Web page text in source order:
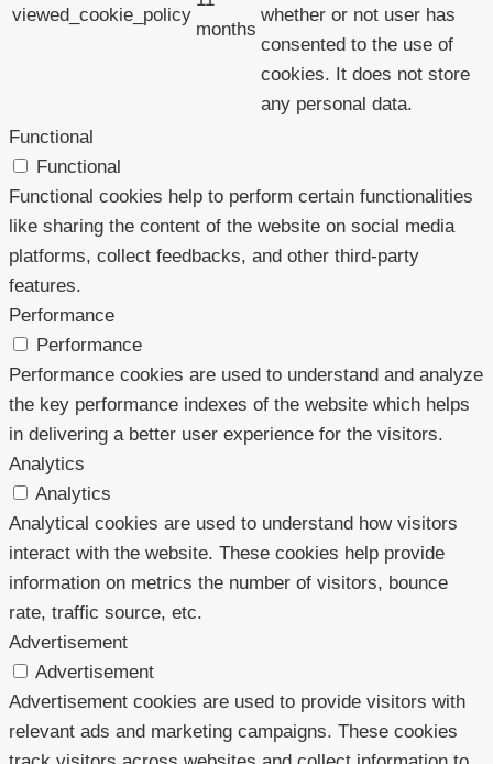
viewed_cookie_policy
months
whether or not user has
consented to the use of
cookies. It does not store
any personal data.
Functional
Functional
Functional cookies help to perform certain functionalities
like sharing the content of the website on social media
platforms, collect feedbacks, and other third-party
features.
Performance
Performance
Performance cookies are used to understand and analyze
the key performance indexes of the website which helps
in delivering a better user experience for the visitors.
Analytics
Analytics
Analytical cookies are used to understand how visitors
interact with the website. These cookies help provide
information on metrics the number of visitors, bounce
rate, traffic source, etc.
Advertisement
Advertisement
Advertisement cookies are used to provide visitors with
relevant ads and marketing campaigns. These cookies